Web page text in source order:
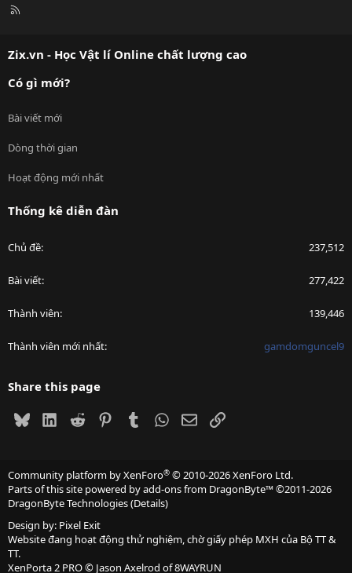
R
Zix.vn - Học Vật lí Online chất lượng cao
Có gì mới?
Bài viết mới
Dòng thời gian
Hoạt động mới nhất
Thống kê diễn đàn
Chủ đề 237,512
Bài viết 277,422
Thành viên 139,446
Thành viên mới nhất gamdomguncel9
Share this page
BlueskyLinkedIn
Reddit PinterestTumblrWhatsApp
EmailLink
Community platform by XenForo® © 2010-2026 XenForo Ltd.
Parts of this site powered byadd-ons from DragonByte™©2011-2026
DragonByte Technologies(Details)
Design by: Pixel Exit
Website đang hoạt động thử nghiệm, chờ giấy phép MXH của Bộ TT &
TT.
XenPorta 2 PRO© Jason Axelrod of8WAYRUN